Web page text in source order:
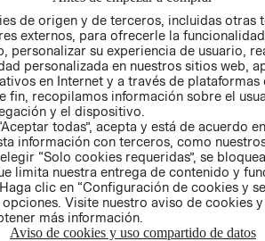
AVISO DE
PRIVACIDAD
GIFT CARD
AVISO DE
de origen y de terceros, incluidas otras
externos, para ofrecerle la
personalizar su experiencia de usuario,
personalizada en nuestros sitios web,
en Internet y a través de plataformas
fin, recopilamos información sobre el
y el dispositivo.
todas”, acepta y está de acuerdo
información con terceros, como
“Solo cookies requeridas”, se
limita nuestra entrega de contenido y
clic en “Configuración de cookies y
opciones. Visite nuestro aviso de cookies
más información.
Aviso de cookies y uso compartido de datos